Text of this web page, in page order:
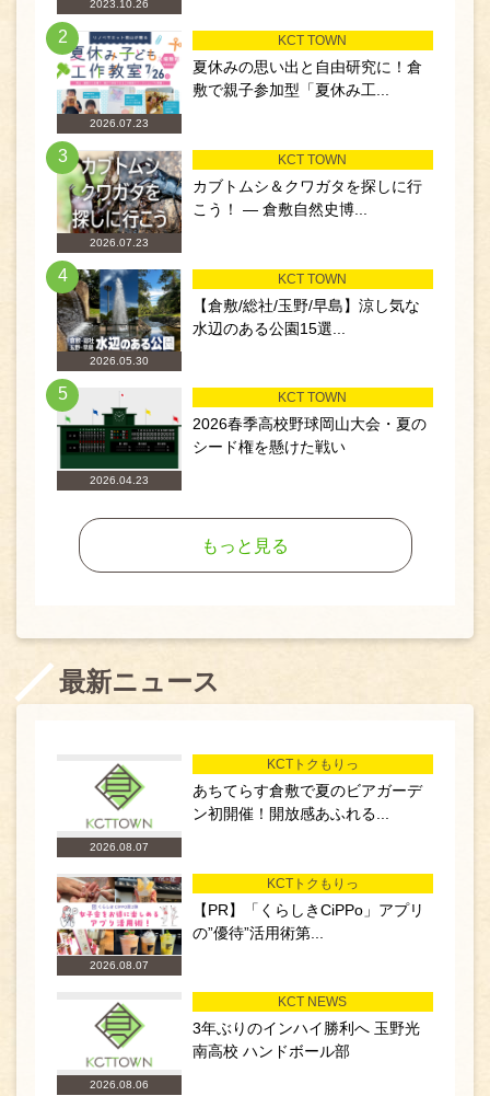
2023.10.26
2
2026.07.23
KCT TOWN
夏休みの思い出と自由研究に！倉
敷で親子参加型「夏休み工...
3
2026.07.23
KCT TOWN
カブトムシ＆クワガタを探しに行
こう！ ― 倉敷自然史博...
4
2026.05.30
KCT TOWN
【倉敷/総社/玉野/早島】涼し気な
水辺のある公園15選...
5
2026.04.23
KCT TOWN
2026春季高校野球岡山大会・夏の
シード権を懸けた戦い
もっと見る
最新ニュース
2026.08.07
KCTトクもりっ
あちてらす倉敷で夏のビアガーデ
ン初開催！開放感あふれる...
2026.08.07
KCTトクもりっ
【PR】「くらしきCiPPo」アプリ
の”優待”活用術第...
2026.08.06
KCT NEWS
3年ぶりのインハイ勝利へ 玉野光
南高校 ハンドボール部